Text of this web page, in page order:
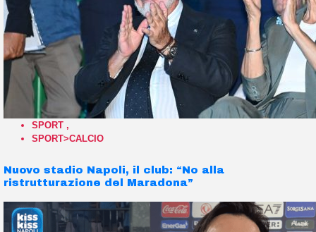
SPORT ,
SPORT>CALCIO
Nuovo stadio Napoli, il club: “No alla
ristrutturazione del Maradona”